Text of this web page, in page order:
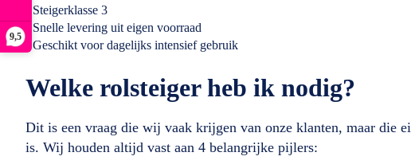
9,5
- Steigerklasse 3
- Snelle levering uit eigen voorraad
- Geschikt voor dagelijks intensief gebruik
Welke rolsteiger heb ik nodig?
Dit is een vraag die wij vaak krijgen van onze klanten, maar die
is. Wij houden altijd vast aan 4 belangrijke pijlers: